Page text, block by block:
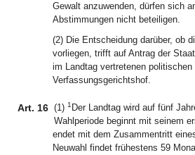
Gewalt anzuwenden, dürfen sich
Abstimmungen nicht beteiligen.
(2) Die Entscheidung darüber, ob
vorliegen, trifft auf Antrag der
im Landtag vertretenen
Verfassungsgerichtshof.
Art. 16 (1) 1 Der Landtag wird auf fünf
Wahlperiode beginnt mit seinem
endet mit dem Zusammentritt
Neuwahl findet frühestens 59